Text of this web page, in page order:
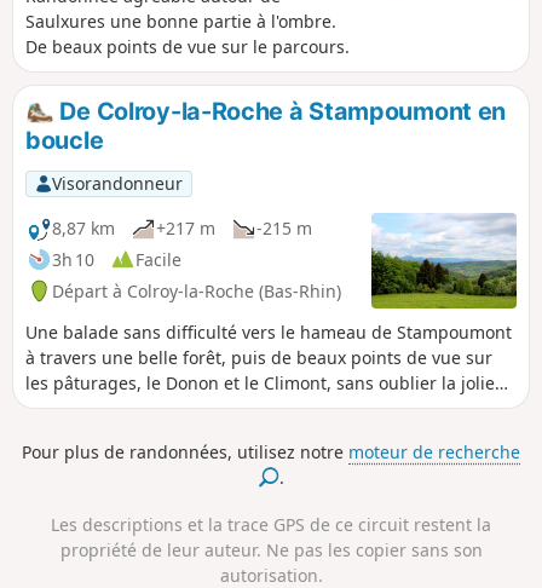
condition physique.
Saulxures une bonne partie à l'ombre.
De beaux points de vue sur le parcours.
De Colroy-la-Roche à Stampoumont en
boucle
Visorandonneur
8,87 km
+217 m
-215 m
3h 10
Facile
Départ à Colroy-la-Roche (Bas-Rhin)
Une balade sans difficulté vers le hameau de Stampoumont
à travers une belle forêt, puis de beaux points de vue sur
les pâturages, le Donon et le Climont, sans oublier la jolie
chapelle de Stampoumont avec ses vitraux épurés. Une
Pour plus de randonnées, utilisez notre moteur de recherche
.
Les descriptions et la trace GPS de ce circuit restent la
propriété de leur auteur. Ne pas les copier sans son
autorisation.